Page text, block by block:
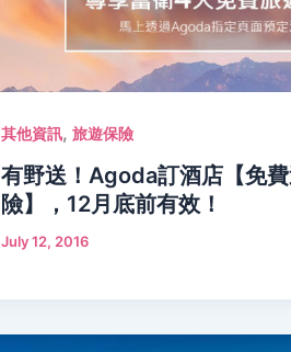
其他資訊,旅遊保險
有野送！Agoda訂酒店【免
險】，12月底前有效！
July 12, 2016